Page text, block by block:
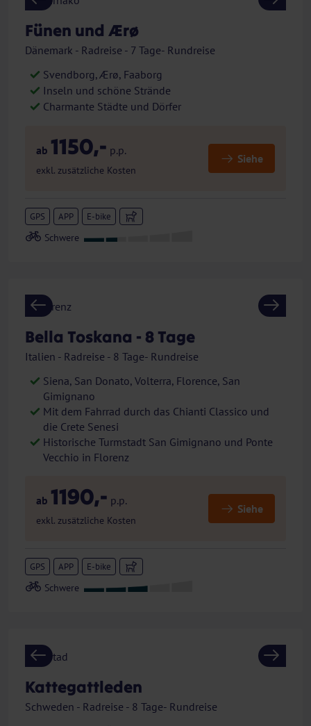
Previous Next
Fünen und Ærø
Dänemark - Radreise - 7 Tage- Rundreise
Svendborg, Ærø, Faaborg
Inseln und schöne Strände
Charmante Städte und Dörfer
ab 1150,- p.p.
exkl. zusätzliche Kosten
Siehe
GPS APP E-bike
Previous Next
Bella Toskana - 8 Tage
Italien - Radreise - 8 Tage- Rundreise
Siena, San Donato, Volterra, Florence, San
Gimignano
Mit dem Fahrrad durch das Chianti Classico und
die Crete Senesi
Historische Turmstadt San Gimignano und Ponte
Vecchio in Florenz
ab 1190,- p.p.
exkl. zusätzliche Kosten
Siehe
GPS APP E-bike
Previous Next
Kattegattleden
Schweden - Radreise - 8 Tage- Rundreise